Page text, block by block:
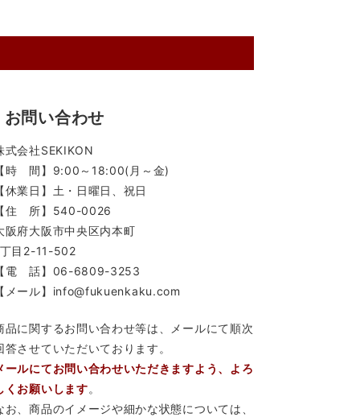
お問い合わせ
式会社SEKIKON
【時 間】9:00～18:00(月～金)
【休業日】土・日曜日、祝日
【住 所】540-0026
阪府大阪市中央区内本町
目2-11-502
【電 話】06-6809-3253
【メール】info@fukuenkaku.com
品に関するお問い合わせ等は、メールにて順次
答させていただいております。
ールにてお問い合わせいただきますよう、よろ
くお願いします。
お、商品のイメージや細かな状態については、